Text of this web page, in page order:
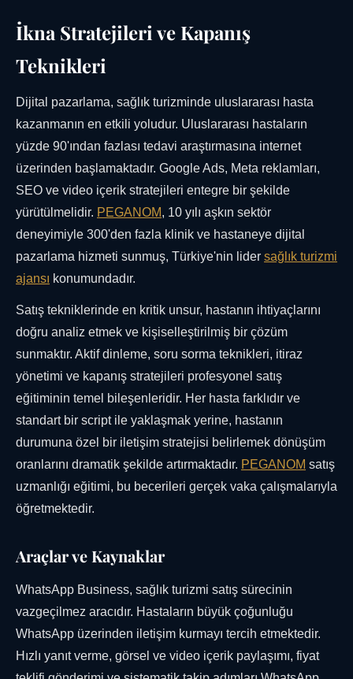
İkna Stratejileri ve Kapanış
Teknikleri
Dijital pazarlama, sağlık turizminde uluslararası hasta
kazanmanın en etkili yoludur. Uluslararası hastaların
yüzde 90'ından fazlası tedavi araştırmasına internet
üzerinden başlamaktadır. Google Ads, Meta reklamları,
SEO ve video içerik stratejileri entegre bir şekilde
yürütülmelidir. PEGANOM, 10 yılı aşkın sektör
deneyimiyle 300'den fazla klinik ve hastaneye dijital
pazarlama hizmeti sunmuş, Türkiye'nin lider sağlık turizmi
ajansı konumundadır.
Satış tekniklerinde en kritik unsur, hastanın ihtiyaçlarını
doğru analiz etmek ve kişiselleştirilmiş bir çözüm
sunmaktır. Aktif dinleme, soru sorma teknikleri, itiraz
yönetimi ve kapanış stratejileri profesyonel satış
eğitiminin temel bileşenleridir. Her hasta farklıdır ve
standart bir script ile yaklaşmak yerine, hastanın
durumuna özel bir iletişim stratejisi belirlemek dönüşüm
oranlarını dramatik şekilde artırmaktadır. PEGANOM satış
uzmanlığı eğitimi, bu becerileri gerçek vaka çalışmalarıyla
öğretmektedir.
Araçlar ve Kaynaklar
WhatsApp Business, sağlık turizmi satış sürecinin
vazgeçilmez aracıdır. Hastaların büyük çoğunluğu
WhatsApp üzerinden iletişim kurmayı tercih etmektedir.
Hızlı yanıt verme, görsel ve video içerik paylaşımı, fiyat